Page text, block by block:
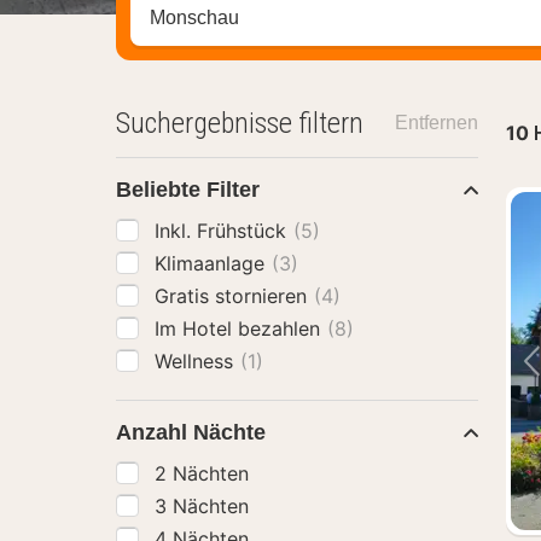
Stadt, Region oder Hotel suchen
10
Suchergebnisse filtern Entfernen
Beliebte Filter
Inkl. Frühstück (5)
Klimaanlage (3)
Gratis stornieren (4)
Im Hotel bezahlen (8)
Wellness (1)
Anzahl Nächte
2 Nächten
3 Nächten